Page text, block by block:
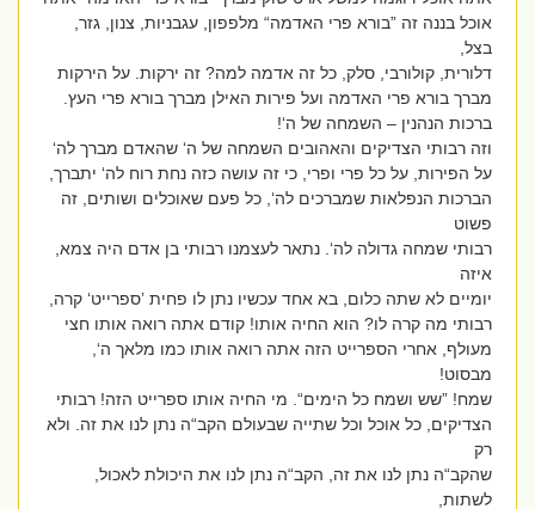
אוכל בננה זה ”בורא פרי האדמה“ מלפפון, עגבניות, צנון, גזר,
בצל,
דלורית, קולורבי, סלק, כל זה אדמה למה? זה ירקות. על הירקות
מברך בורא פרי האדמה ועל פירות האילן מברך בורא פרי העץ.
ברכות הנהנין – השמחה של ה‘!
וזה רבותי הצדיקים והאהובים השמחה של ה‘ שהאדם מברך לה‘
על הפירות, על כל פרי ופרי, כי זה עושה כזה נחת רוח לה‘ יתברך,
הברכות הנפלאות שמברכים לה‘, כל פעם שאוכלים ושותים, זה
פשוט
רבותי שמחה גדולה לה‘. נתאר לעצמנו רבותי בן אדם היה צמא,
איזה
יומיים לא שתה כלום, בא אחד עכשיו נתן לו פחית ’ספרייט‘ קרה,
רבותי מה קרה לו? הוא החיה אותו! קודם אתה רואה אותו חצי
מעולף, אחרי הספרייט הזה אתה רואה אותו כמו מלאך ה‘,
מבסוט!
שמח! ”שש ושמח כל הימים“. מי החיה אותו ספרייט הזה! רבותי
הצדיקים, כל אוכל וכל שתייה שבעולם הקב“ה נתן לנו את זה. ולא
שהקב“ה נתן לנו את זה, הקב“ה נתן לנו את היכולת לאכול,
לשתות,